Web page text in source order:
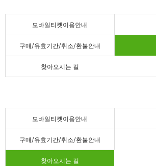
모바일티켓이용안내
구매/유효기간/취소/환불안내
찾아오시는 길
모바일티켓이용안내
구매/유효기간/취소/환불안내
찾아오시는 길